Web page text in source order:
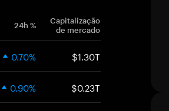
24h %
Capitalização
de mercado
0.70% $1.30T
0.90% $0.23T